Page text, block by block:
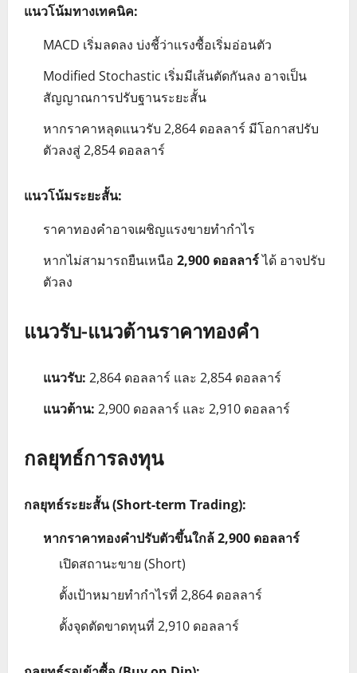
แนวโน้มทางเทคนิค:
MACD เริ่มลดลง บ่งชี้ว่าแรงซื้อเริ่มอ่อนตัว
Modified Stochastic เริ่มมีเส้นตัดกันลง อาจเป็น
สัญญาณการปรับฐานระยะสั้น
หากราคาหลุดแนวรับ 2,864 ดอลลาร์ มีโอกาสปรับ
ตัวลงสู่ 2,854 ดอลลาร์
แนวโน้มระยะสั้น:
ราคาทองคำอาจเผชิญแรงขายทำกำไร
หากไม่สามารถยืนเหนือ 2,900 ดอลลาร์ได้ อาจปรับ
ตัวลง
แนวรับ-แนวต้านราคาทองคำ
แนวรับ: 2,864 ดอลลาร์ และ 2,854 ดอลลาร์
แนวต้าน: 2,900 ดอลลาร์ และ 2,910 ดอลลาร์
กลยุทธ์การลงทุน
กลยุทธ์ระยะสั้น (Short-term Trading):
หากราคาทองคำปรับตัวขึ้นใกล้ 2,900 ดอลลาร์
เปิดสถานะขาย (Short)
ตั้งเป้าหมายทำกำไรที่ 2,864 ดอลลาร์
ตั้งจุดตัดขาดทุนที่ 2,910 ดอลลาร์